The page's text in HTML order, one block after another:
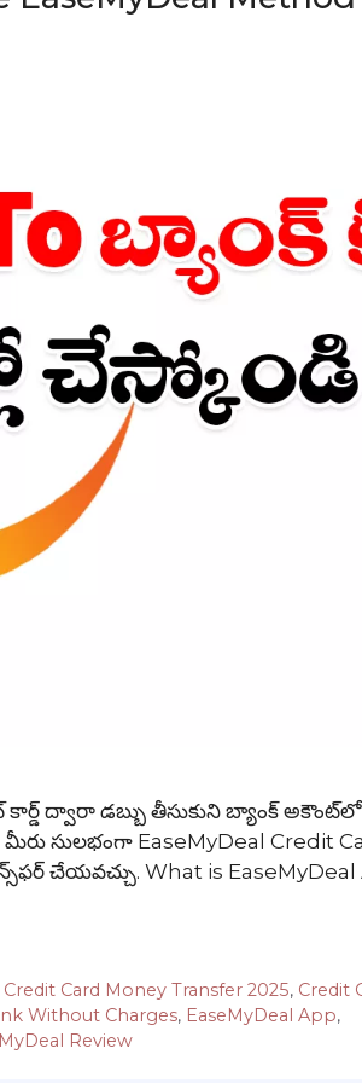
ద్వారా డబ్బు తీసుకుని బ్యాంక్
సులభంగా EaseMyDeal Credit
చేయవచ్చు. What is EaseMyDeal
Credit Card Money Transfer 2025, Credit
Without Charges, EaseMyDeal App,
Review